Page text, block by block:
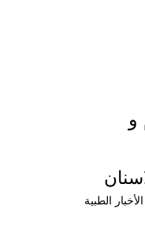
و
الأخبار الطبية